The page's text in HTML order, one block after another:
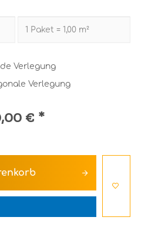
Verlegung
Verlegung
€ *